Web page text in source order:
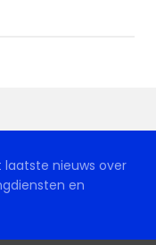
nieuws over
en